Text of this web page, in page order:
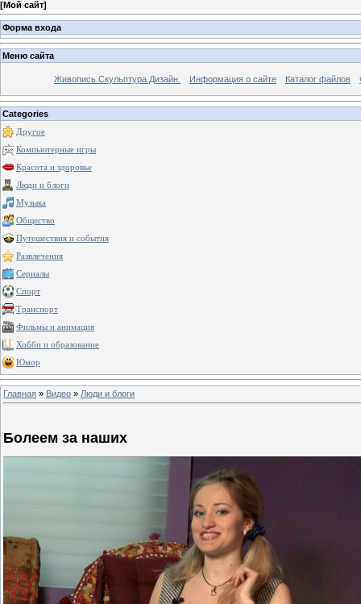
[Мой сайт]
Форма входа
Меню сайта
Живопись.Скульптура.Дизайн. Информация о сайте Каталог файлов
Categories
Другое
Компьютерные игры
Красота и здоровье
Люди и блоги
Музыка
Общество
Путешествия и события
Развлечения
Сериалы
Спорт
Транспорт
Фильмы и анимация
Хобби и образование
Юмор
Главная » Видео » Люди и блоги
Болеем за наших